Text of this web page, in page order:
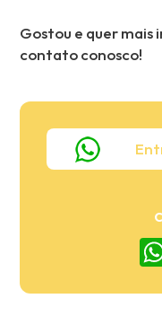
Gostou e quer mais
contato conosco!